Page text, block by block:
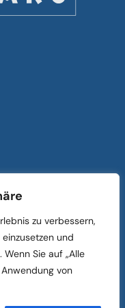
zu verbessern,
und
Sie auf „Alle
von